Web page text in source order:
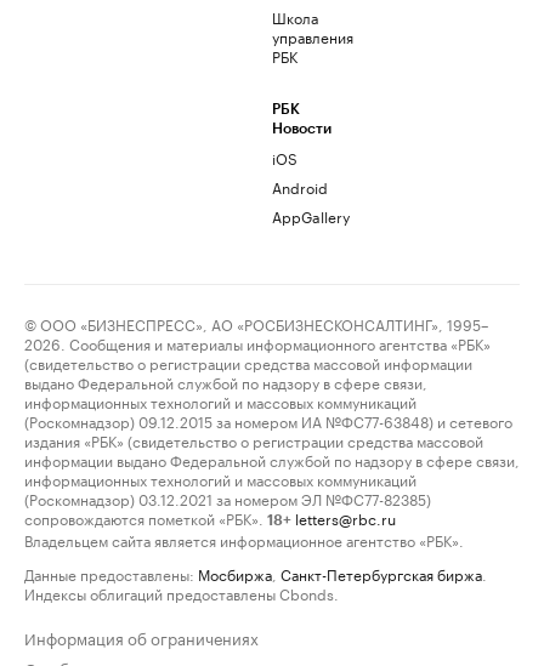
Школа
управления
РБК
РБК
Новости
iOS
Android
AppGallery
© ООО «БИЗНЕСПРЕСС», АО «РОСБИЗНЕСКОНСАЛТИНГ», 1995–
2026. Сообщения и материалы информационного агентства «РБК»
(свидетельство о регистрации средства массовой информации
выдано Федеральной службой по надзору в сфере связи,
информационных технологий и массовых коммуникаций
(Роскомнадзор) 09.12.2015 за номером ИА №ФС77-63848) и сетевого
издания «РБК» (свидетельство о регистрации средства массовой
информации выдано Федеральной службой по надзору в сфере связи,
информационных технологий и массовых коммуникаций
(Роскомнадзор) 03.12.2021 за номером ЭЛ №ФС77-82385)
сопровождаются пометкой «РБК».
18+ letters@rbc.ru
Владельцем сайта является информационное агентство «РБК».
Данные предоставлены: Мосбиржа Санкт-Петербургская биржа
Индексы облигаций предоставлены Cbonds.
Информация об ограничениях